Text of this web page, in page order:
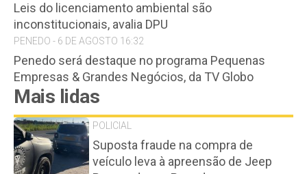
Leis do licenciamento ambiental são
inconstitucionais, avalia DPU
PENEDO - 6 DE AGOSTO 16:32
Penedo será destaque no programa Pequenas
Empresas & Grandes Negócios, da TV Globo
Mais lidas
POLICIAL
Suposta fraude na compra de
veículo leva à apreensão de Jeep